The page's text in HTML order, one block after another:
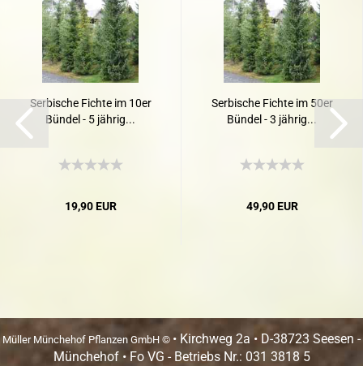
Serbische Fichte im 10er
Bündel - 5 jährig...
19,90 EUR
Serbische Fichte im 50er
Bündel - 3 jährig...
49,90 EUR
Müller Münchehof Pflanzen GmbH © • Kirchweg 2a • D-38723 Seesen -
Münchehof • Fo VG - Betriebs Nr.: 031 3818 5